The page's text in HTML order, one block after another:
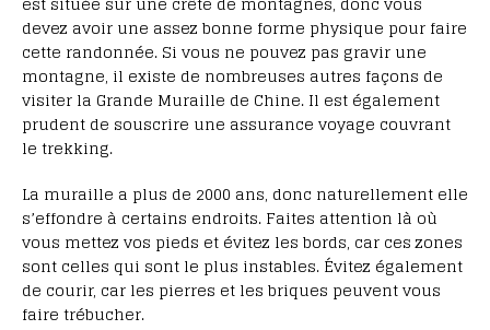
devez avoir une assez bonne forme physique pour faire
cette randonnée. Si vous ne pouvez pas gravir une
montagne, il existe de nombreuses autres façons de
visiter la Grande Muraille de Chine. Il est également
prudent de souscrire une assurance voyage couvrant
le trekking.
La muraille a plus de 2000 ans, donc naturellement elle
s’effondre à certains endroits. Faites attention là où
vous mettez vos pieds et évitez les bords, car ces zones
sont celles qui sont le plus instables. Évitez également
de courir, car les pierres et les briques peuvent vous
faire trébucher.